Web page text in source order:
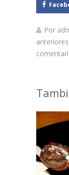
Por
anteriores